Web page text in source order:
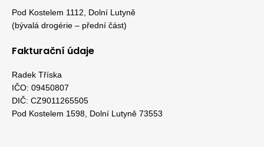
Pod Kostelem 1112, Dolní Lutyně
(bývalá drogérie – přední část)
Fakturační údaje
Radek Tříska
IČO: 09450807
DIČ: CZ9011265505
Pod Kostelem 1598, Dolní Lutyně 73553